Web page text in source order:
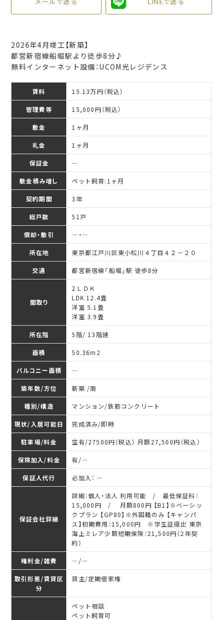
2026年4月竣工【新築】
都営新宿線船堀駅より徒歩8分♪
無料インターネット設備：UCOM光レジデンス
賃料 15.13万円（税込）
管理費等 15,000円（税込）
敷金 1ヶ月
礼金 1ヶ月
保証金 ―
敷金積み増し ペット飼育:1ヶ月
契約期間 3年
総戸数 51戸
償却・敷引 ―・―
所在地 東京都江戸川区東小松川４丁目４２－２０
交通 都営新宿線「船堀」駅 徒歩8分
間取り
2ＬＤＫ
LDK 12.4畳
洋室 5.1畳
洋室 3.9畳
所在階 5階/ 13階建
面積 50.36m 2
バルコニー面積 ―
築年数/方位 新築 /南
種別/構造 マンション/鉄筋コンクリート
現状/入居可能日 完成済み/即時
駐車場/料金 空有/27500円（税込） 月額27,500円（税込）
保険加入/料金 有/―
保証人代行 必加入： ―
保証会社詳細
詳細：個人・法人 利用可能 / 最低保証料：
15,000円 / 月額800円 【B1】※ベーシッ
クプラン 【GP80】※外国籍のみ 【キャンパ
ス】初期費用：15,000円 ※学生証提出 東京
海上ミレア少額短期保険：21,500円（2年契
約）
権利金/雑費 ―/―
取引形態/賃貸区
分
貸主/定期借家権
ペット相談
ペット飼育可